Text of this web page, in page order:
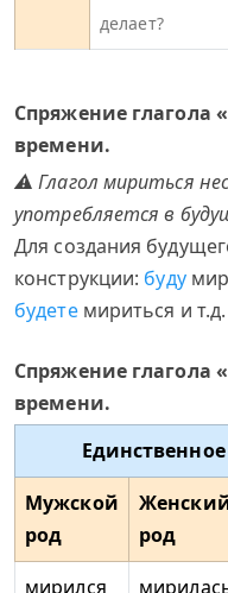
делает?
Спряжение глагола
времени.
⚠ Глагол мириться
употребляется в
Для создания
конструкции: буду
будетемириться и т.д.
Спряжение
времени.
Мужской
род
род
мирился